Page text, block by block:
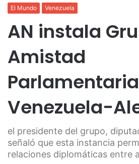
El Mundo Venezuela
AN instala
Amistad
Parlamentaria
Venezuela-
el presidente del grupo,
señaló que esta instancia
relaciones diplomáticas entre